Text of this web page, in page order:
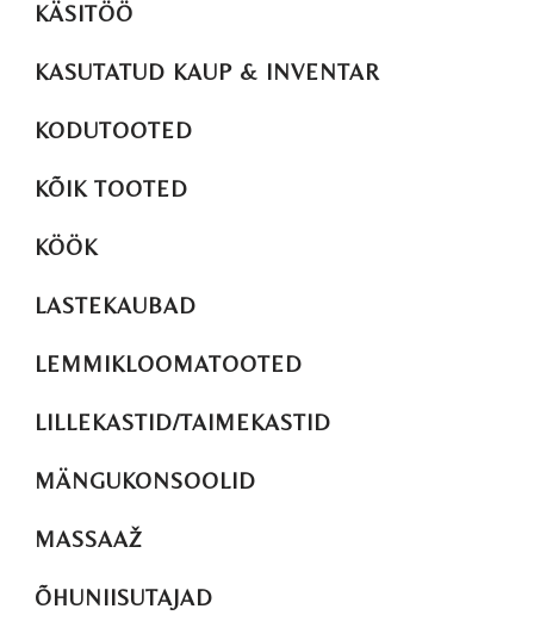
KÄSITÖÖ
KASUTATUD KAUP & INVENTAR
KODUTOOTED
KÕIK TOOTED
KÖÖK
LASTEKAUBAD
LEMMIKLOOMATOOTED
LILLEKASTID/TAIMEKASTID
MÄNGUKONSOOLID
MASSAAŽ
ÕHUNIISUTAJAD